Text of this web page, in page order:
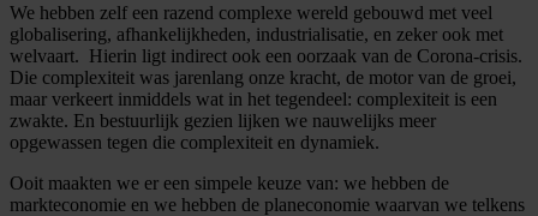
We hebben zelf een razend complexe wereld gebouwd met veel
globalisering, afhankelijkheden, industrialisatie, en zeker ook met
welvaart. Hierin ligt indirect ook een oorzaak van de Corona-crisis.
Die complexiteit was jarenlang onze kracht, de motor van de groei,
maar verkeert inmiddels wat in het tegendeel: complexiteit is een
zwakte. En bestuurlijk gezien lijken we nauwelijks meer
opgewassen tegen die complexiteit en dynamiek.
Ooit maakten we er een simpele keuze van: we hebben de
markteconomie en we hebben de planeconomie waarvan we telkens